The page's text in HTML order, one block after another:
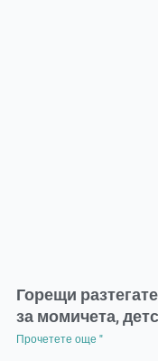
Горещи
за момичета,
Прочетете още "